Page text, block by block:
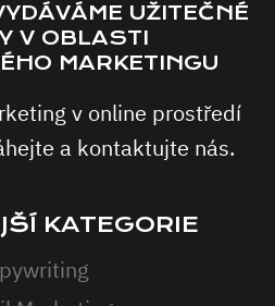
UŽITEČNÉ
V OBLASTI
MARKETINGU
v online prostředí
a kontaktujte nás.
KATEGORIE